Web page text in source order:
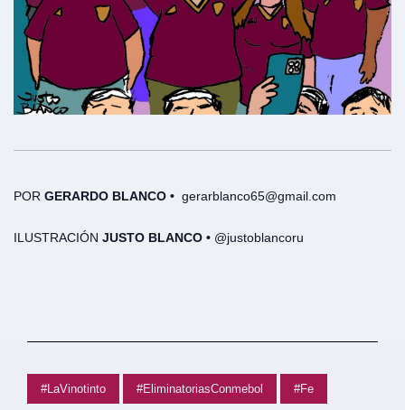
POR GERARDO BLANCO • gerarblanco65@gmail.com
ILUSTRACIÓN JUSTO BLANCO • @justoblancoru
#LaVinotinto #EliminatoriasConmebol #Fe